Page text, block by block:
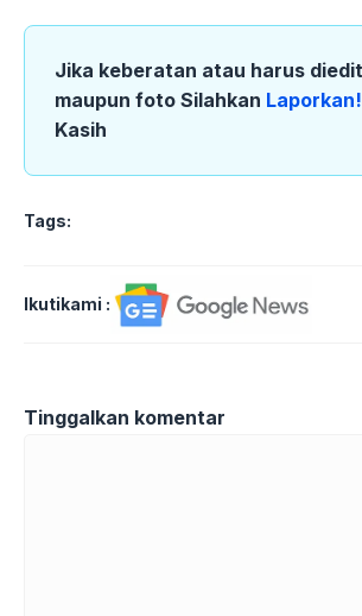
Jika keberatan atau harus
maupun foto Silahkan Laporkan!
Kasih
Tags:
Ikutikami :
Tinggalkan komentar